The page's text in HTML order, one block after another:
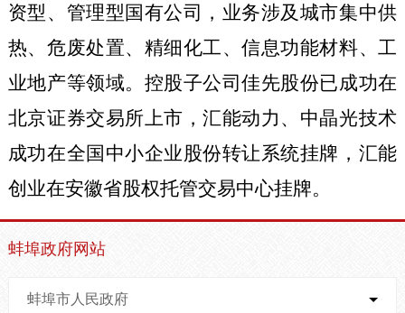
资型、管理型国有公司，业务涉及城市集中供
热、危废处置、精细化工、信息功能材料、工
业地产等领域。控股子公司佳先股份已成功在
北京证券交易所上市，汇能动力、中晶光技术
成功在全国中小企业股份转让系统挂牌，汇能
创业在安徽省股权托管交易中心挂牌。
蚌埠政府网站
蚌埠市人民政府